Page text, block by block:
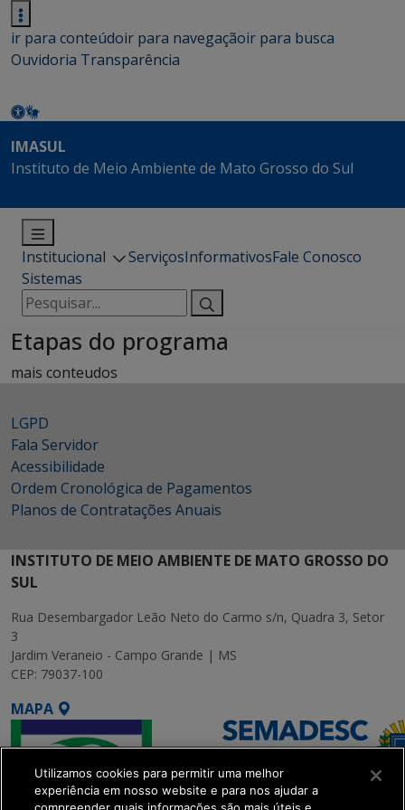
ir para conteúdoir para navegaçãoir para busca
Ouvidoria Transparência
IMASUL
Instituto de Meio Ambiente de Mato Grosso do Sul
Institucional ServiçosInformativosFale Conosco
Sistemas
Pesquisar
por:
Etapas do programa
mais conteudos
LGPD
Fala Servidor
Acessibilidade
Ordem Cronológica de Pagamentos
Planos de Contratações Anuais
INSTITUTO DE MEIO AMBIENTE DE MATO GROSSO DO
SUL
Rua Desembargador Leão Neto do Carmo s/n, Quadra 3, Setor
3
Jardim Veraneio - Campo Grande | MS
CEP: 79037-100
MAPA
Utilizamos cookies para permitir uma melhor
experiência em nosso website e para nos ajudar a